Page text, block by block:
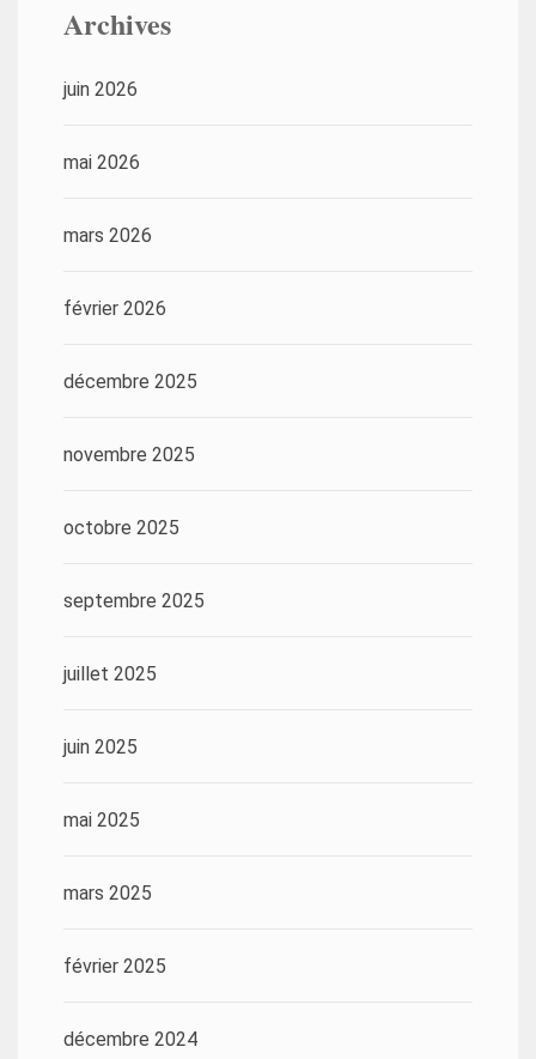
Archives
juin 2026
mai 2026
mars 2026
février 2026
décembre 2025
novembre 2025
octobre 2025
septembre 2025
juillet 2025
juin 2025
mai 2025
mars 2025
février 2025
décembre 2024